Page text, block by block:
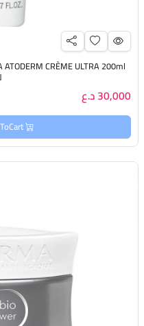
30,000 د.ع
productList.addToCart